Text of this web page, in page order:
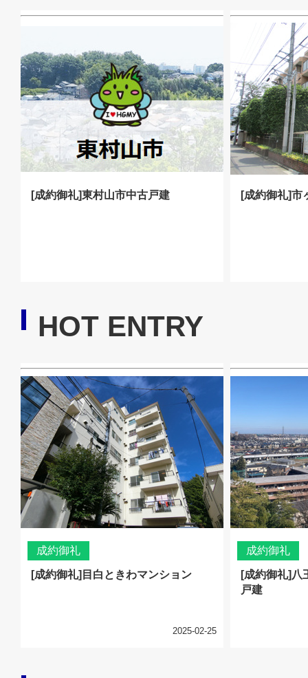
[成約御礼]東村山市中古戸建 [成約御礼]市
HOT ENTRY
成約御礼
[成約御礼]目白ときわマンション
2025-02-25
成約御礼
[成約御礼]八
戸建